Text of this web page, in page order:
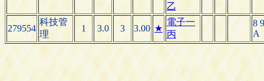
乙
279554
科技管
理
1 3.0 3 3.00 ★
電子一
丙
8 9
A